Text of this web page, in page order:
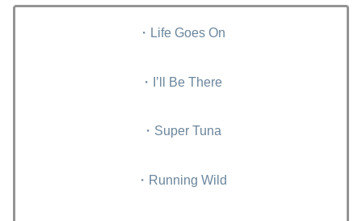
・Life Goes On
・I’ll Be There
・Super Tuna
・Running Wild